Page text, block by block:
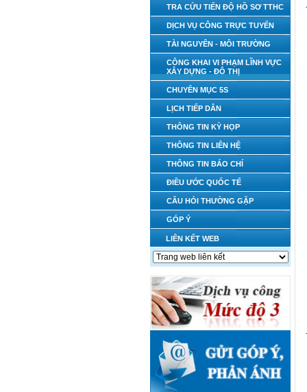
TRA CỨU TIẾN ĐỘ HỒ SƠ TTHC
DỊCH VỤ CÔNG TRỰC TUYẾN
TÀI NGUYÊN - MÔI TRƯỜNG
CÔNG KHAI VI PHẠM LĨNH VỰC
XÂY DỰNG - ĐÔ THỊ
CHUYÊN MỤC 5S
LỊCH TIẾP DÂN
THÔNG TIN KỲ HỌP
THÔNG TIN LIÊN HỆ
THÔNG TIN BÁO CHÍ
ĐIỀU ƯỚC QUỐC TẾ
CÂU HỎI THƯỜNG GẶP
GÓP Ý
LIÊN KẾT WEB